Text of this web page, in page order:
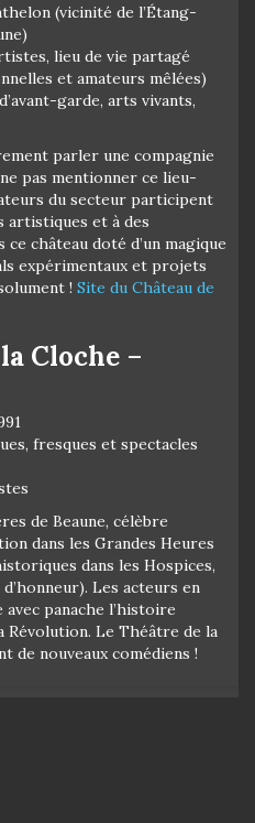
(vicinité de l’Étang-
lieu de vie partagé
et amateurs mêlées)
garde, arts vivants,
parler une compagnie
pas mentionner ce lieu-
du secteur participent
artistiques et à des
château doté d’un magique
expérimentaux et projets
! Site du Château de
Cloche –
fresques et spectacles
de Beaune, célèbre
dans les Grandes Heures
dans les Hospices,
Les acteurs en
panache l’histoire
Révolution. Le Théâtre de la
de nouveaux comédiens !